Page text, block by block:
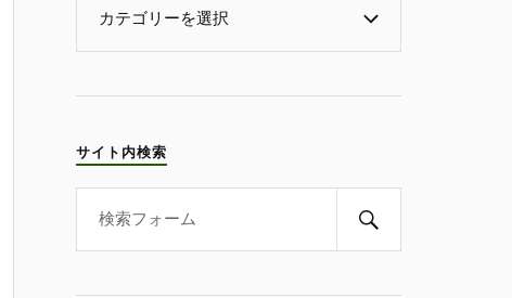
サイト内検索